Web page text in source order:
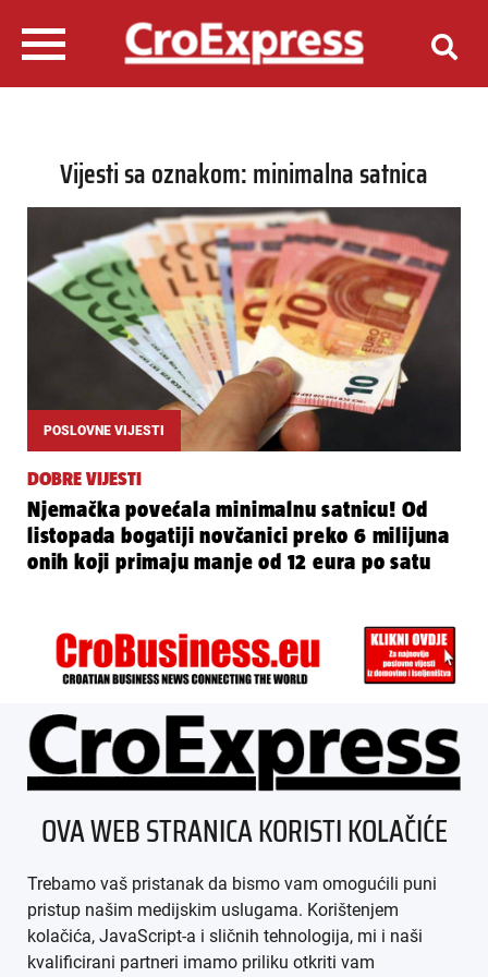
Vijesti sa oznakom: minimalna satnica
POSLOVNE VIJESTI
DOBRE VIJESTI
Njemačka povećala minimalnu satnicu! Od
listopada bogatiji novčanici preko 6 milijuna
onih koji primaju manje od 12 eura po satu
ÜBER UNS
IMPRESSUM
AGB
DATENSCHUTZ
OVA WEB STRANICA KORISTI KOLAČIĆE
Trebamo vaš pristanak da bismo vam omogućili puni
pristup našim medijskim uslugama. Korištenjem
kolačića, JavaScript-a i sličnih tehnologija, mi i naši
kvalificirani partneri imamo priliku otkriti vam